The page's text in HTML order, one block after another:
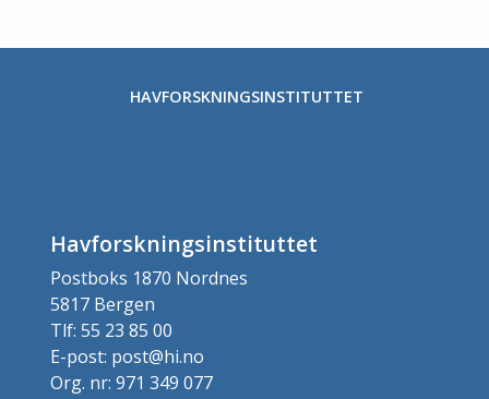
HAVFORSKNINGSINSTITUTTET
Havforskningsinstituttet
Postboks 1870 Nordnes
5817 Bergen
Tlf: 55 23 85 00
E-post: post@hi.no
Org. nr: 971 349 077